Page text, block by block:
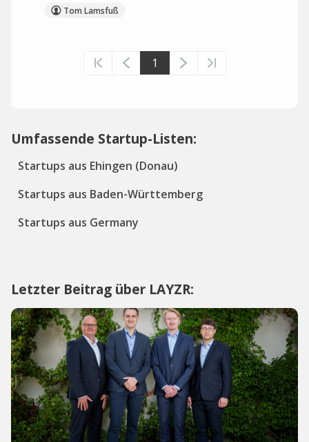
Tom Lamsfuß
1
Umfassende Startup-Listen:
Startups aus Ehingen (Donau)
Startups aus Baden-Württemberg
Startups aus Germany
Letzter Beitrag über LAYZR: